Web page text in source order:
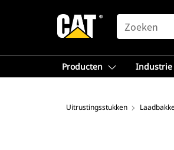
SEARCH
Producten Industrie
Uitrustingsstukken